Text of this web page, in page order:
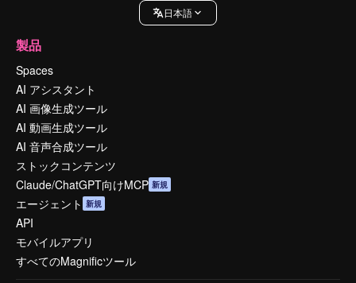
日本語
製品
Spaces
AI アシスタント
AI 画像生成ツール
AI 動画生成ツール
AI 音声合成ツール
ストックコンテンツ
Claude/ChatGPT向けMCP 新規
エージェント 新規
API
モバイルアプリ
すべてのMagnificツール